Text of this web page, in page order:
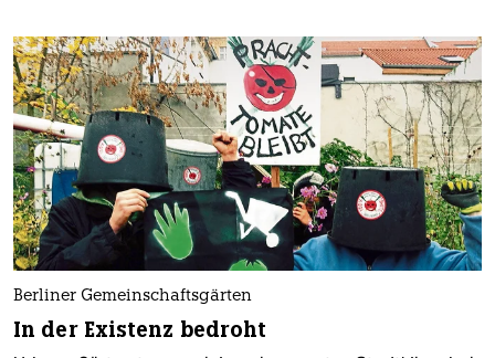
Berliner Gemeinschaftsgärten
In der Existenz bedroht